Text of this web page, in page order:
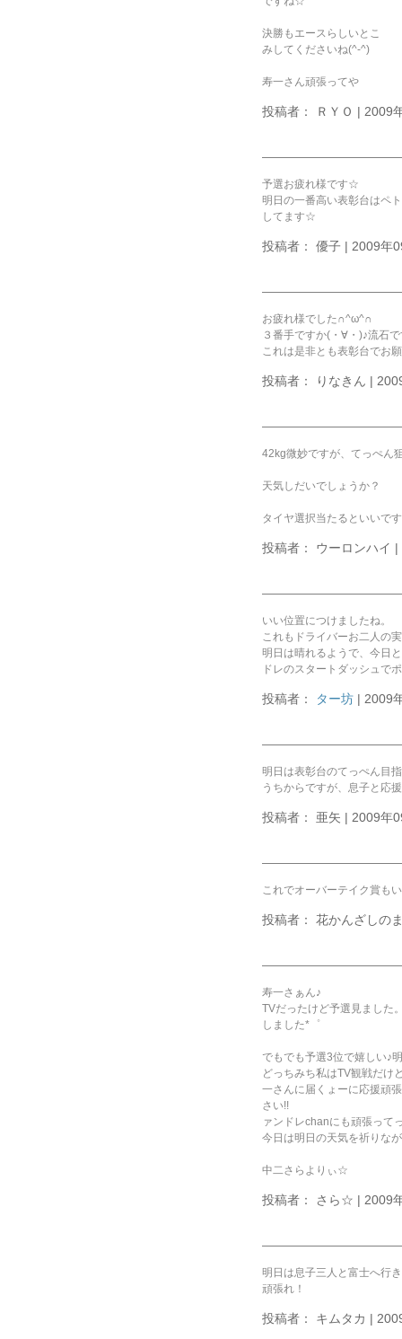
決勝もエースらしいとこ
みしてくださいね(^-^)
寿一さん頑張ってや
投稿者： ＲＹＯ | 2009
予選お疲れ様です☆
明日の一番高い表彰台はペ
してます☆
投稿者： 優子 | 2009年
お疲れ様でした∩^ω^∩
３番手ですか(・∀・)♪流石で
これは是非とも表彰台でお
投稿者： りなきん |
42kg微妙ですが、てっぺん
天気しだいでしょうか？
タイヤ選択当たるといいで
投稿者： ウーロンハイ
いい位置につけましたね。
これもドライバーお二人の
明日は晴れるようで、今日
ドレのスタートダッシュで
投稿者： ター坊 | 2009
明日は表彰台のてっぺん目
うちからですが、息子と応
投稿者： 亜矢 | 2009年
これでオーバーテイク賞も
投稿者： 花かんざしの
寿一さぁん♪
TVだったけど予選見ました
しました*゜
でもでも予選3位で嬉しい♪
どっちみち私はTV観戦だけ
一さんに届くょーに応援頑
さい!!
ァンドレchanにも頑張って
今日は明日の天気を祈りな
中二さらよりぃ☆
投稿者： さら☆ | 2009
明日は息子三人と富士へ行
頑張れ！
投稿者： キムタカ |